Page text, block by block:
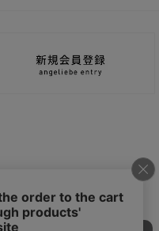
子公告
利用規約
報保護方針